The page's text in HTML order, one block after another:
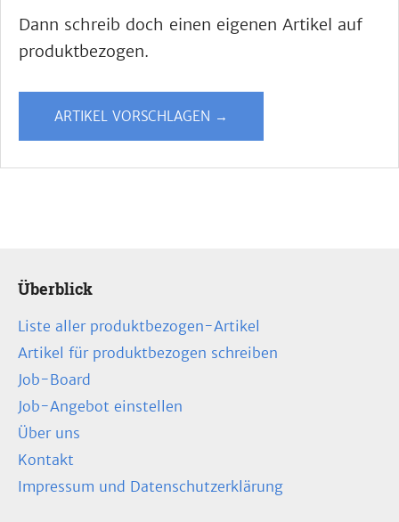
Dann schreib doch einen eigenen Artikel auf
produktbezogen.
ARTIKEL VORSCHLAGEN →
Überblick
Liste aller produktbezogen-Artikel
Artikel für produktbezogen schreiben
Job-Board
Job-Angebot einstellen
Über uns
Kontakt
Impressum und Datenschutzerklärung